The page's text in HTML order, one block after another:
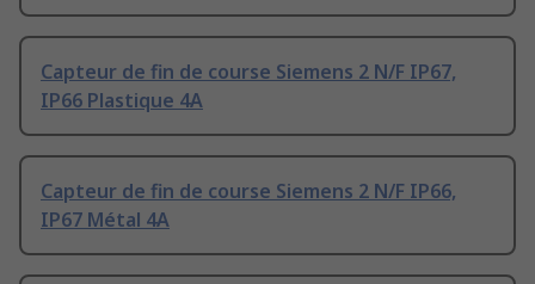
Capteur de fin de course Siemens 2 N/F IP67,
IP66 Plastique 4A
Capteur de fin de course Siemens 2 N/F IP66,
IP67 Métal 4A